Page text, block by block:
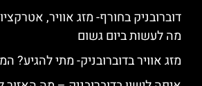
דוברובניק בחורף- מזג אוויר,
מה לעשות ביום גשום
מזג אוויר בדוברובניק- מתי להגיע?